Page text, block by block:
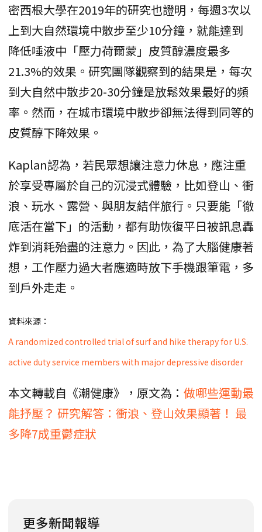
密西根大學在2019年的研究也證明，每週3次以
上到大自然環境中散步至少10分鐘，就能達到
降低唾液中「壓力荷爾蒙」皮質醇濃度最多
21.3%的效果。研究團隊觀察到的結果是，每次
到大自然中散步20-30分鐘是放鬆效果最好的頻
率。然而，在城市環境中散步卻無法得到同等的
皮質醇下降效果。
Kaplan認為，若民眾想讓注意力休息，應注重
於享受專屬於自己的沉浸式體驗，比如登山、衝
浪、玩水、露營、與朋友結伴旅行。只要能「徹
底活在當下」的活動，都有助恢復平日被訊息轟
炸到消耗殆盡的注意力。因此，為了大腦健康著
想，工作壓力過大者應適時放下手機跟筆電，多
到戶外走走。
資料來源：
A randomized controlled trial of surf and hike therapy for U.S.
active duty service members with major depressive disorder
本文轉載自《潮健康》，原文為： 做哪些運動最
能抒壓？ 研究解答：衝浪、登山效果顯著！ 最
多降7成重鬱症狀
更多新聞報導